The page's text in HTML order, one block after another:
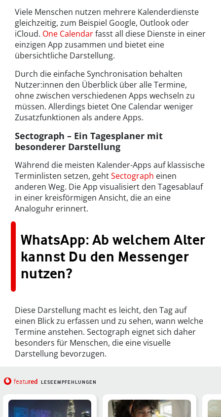
Viele Menschen nutzen mehrere Kalenderdienste
gleichzeitig, zum Beispiel Google, Outlook oder
iCloud. One Calendarfasst all diese Dienste in einer
einzigen App zusammen und bietet eine
übersichtliche Darstellung.
Durch die einfache Synchronisation behalten
Nutzer:innen den Überblick über alle Termine,
ohne zwischen verschiedenen Apps wechseln zu
müssen. Allerdings bietet One Calendar weniger
Zusatzfunktionen als andere Apps.
Sectograph – Ein Tagesplaner mit
besonderer Darstellung
Während die meisten Kalender-Apps auf klassische
Terminlisten setzen, gehtSectograph einen
anderen Weg. Die App visualisiert den Tagesablauf
in einer kreisförmigen Ansicht, die an eine
Analoguhr erinnert.
WhatsApp: Ab welchem Alter
kannst Du den Messenger
nutzen?
Diese Darstellung macht es leicht, den Tag auf
einen Blick zu erfassen und zu sehen, wann welche
Termine anstehen. Sectograph eignet sich daher
besonders für Menschen, die eine visuelle
Darstellung bevorzugen.
featured LESEEMPFEHLUNGEN